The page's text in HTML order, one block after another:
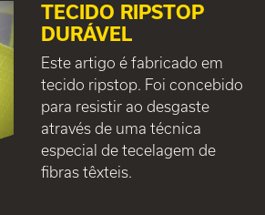
TECIDO RIPSTOP
DURÁVEL
Este artigo é fabricado em
tecido ripstop. Foi concebido
para resistir ao desgaste
através de uma técnica
especial de tecelagem de
fibras têxteis.